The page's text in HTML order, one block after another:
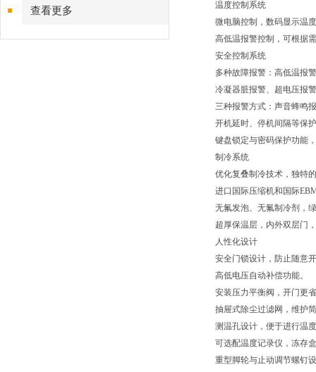
查看更多
温度控制系统
微电脑控制，数码显示温
高低温报警控制，可根据
安全控制系统
多种故障报警：高低温报
冷凝器脏报警、超电压报
三种报警方式：声音蜂鸣
开机延时、停机间隔等保
键盘锁定与密码保护功能
制冷系统
优化复叠制冷技术，独特
进口国际压缩机和国际
无氟发泡、无氟制冷剂，
超厚保温层，内外双层门
人性化设计
安全门锁设计，防止随意
高低电压自动补偿功能。
安装压力平衡阀，开门更
抽屉式除尘过滤网，维护
测温孔设计，便于进行温
可选配温度记录仪，冻存
重型脚轮与止动调节螺钉